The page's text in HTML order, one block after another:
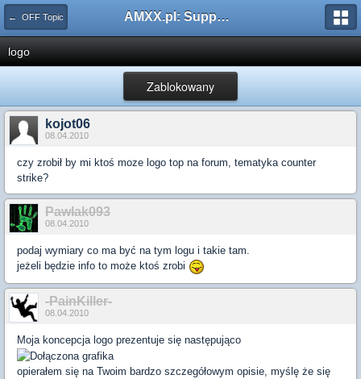
← OFF Topic AMXX.pl: Support AMX Mod X i SourceMod
logo
Zablokowany
kojot06
08.04.2010
czy zrobił by mi ktoś moze logo top na forum, tematyka counter
strike?
Pawlak093
08.04.2010
podaj wymiary co ma być na tym logu i takie tam.
jeżeli będzie info to może ktoś zrobi
-PainKiller-
08.04.2010
Moja koncepcja logo prezentuje się następująco
opierałem się na Twoim bardzo szczegółowym opisie, myślę że się